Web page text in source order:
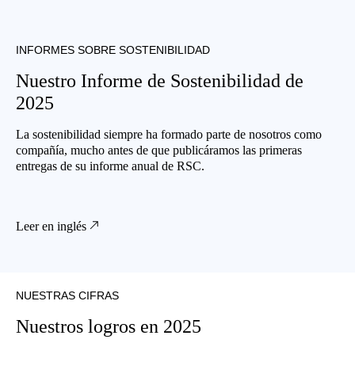
INFORMES SOBRE SOSTENIBILIDAD
Nuestro Informe de Sostenibilidad de
2025
La sostenibilidad siempre ha formado parte de nosotros como
compañía, mucho antes de que publicáramos las primeras
entregas de su informe anual de RSC.
Leer en inglés
NUESTRAS CIFRAS
Nuestros logros en 2025